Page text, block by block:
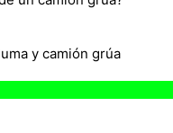
y camión grúa